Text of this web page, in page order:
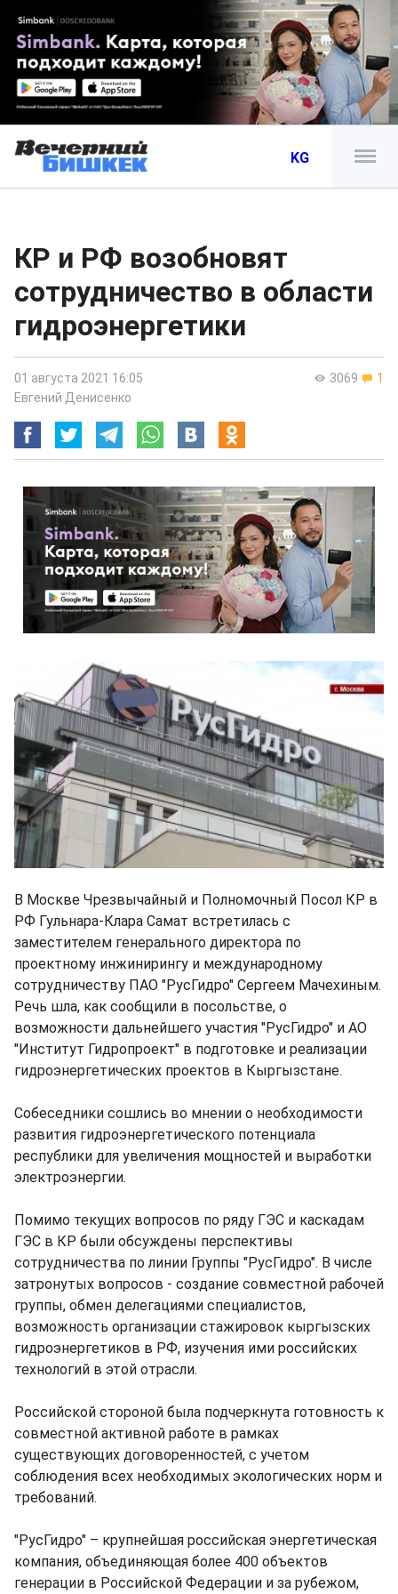
KG
КР и РФ возобновят
сотрудничество в области
гидроэнергетики
3069 1
01 августа 2021 16:05
Евгений Денисенко
В Москве Чрезвычайный и Полномочный Посол КР в
РФ Гульнара-Клара Самат встретилась с
заместителем генерального директора по
проектному инжинирингу и международному
сотрудничеству ПАО "РусГидро" Сергеем Мачехиным.
Речь шла, как сообщили в посольстве, о
возможности дальнейшего участия "РусГидро" и АО
"Институт Гидропроект" в подготовке и реализации
гидроэнергетических проектов в Кыргызстане.
Собеседники сошлись во мнении о необходимости
развития гидроэнергетического потенциала
республики для увеличения мощностей и выработки
электроэнергии.
Помимо текущих вопросов по ряду ГЭС и каскадам
ГЭС в КР были обсуждены перспективы
сотрудничества по линии Группы "РусГидро". В числе
затронутых вопросов - создание совместной рабочей
группы, обмен делегациями специалистов,
возможность организации стажировок кыргызских
гидроэнергетиков в РФ, изучения ими российских
технологий в этой отрасли.
Российской стороной была подчеркнута готовность к
совместной активной работе в рамках
существующих договоренностей, с учетом
соблюдения всех необходимых экологических норм и
требований.
"РусГидро" – крупнейшая российская энергетическая
компания, объединяющая более 400 объектов
генерации в Российской Федерации и за рубежом,